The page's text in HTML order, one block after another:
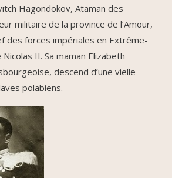
Hagondokov, Ataman des
militaire de la province de l’Amour,
des forces impériales en Extrême-
II. Sa maman Elizabeth
descend d’une vielle
polabiens.